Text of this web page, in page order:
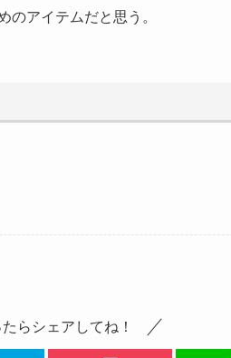
のアイテムだと思う。
らシェアしてね！